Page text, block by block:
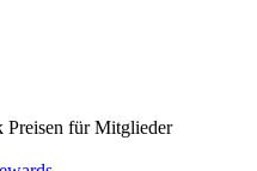
Preisen für Mitglieder